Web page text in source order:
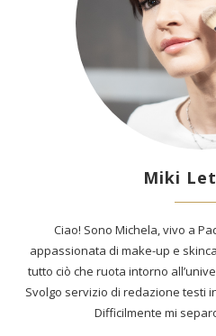
Miki
Ciao! Sono Michela, vivo a
appassionata di make-up e
tutto ciò che ruota intorno
Svolgo servizio di redazione testi
Difficilmente mi